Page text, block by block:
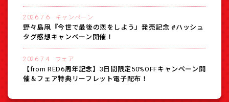
2026.7.6 キャンペーン
野々島凧『今世で最後の恋をしよう』発売記念 #ハッシュ
タグ感想キャンペーン開催！
2026.7.4 フェア
【from RED6周年記念】3日間限定50%OFFキャンペーン開
催＆フェア特典リーフレット電子配布！